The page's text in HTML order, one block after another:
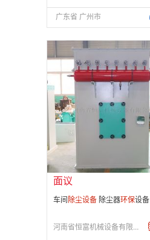
广东省 广州市
面议
会员注册：
第 3 年
经营模式：
生产制造
成立日期：
2017-11-03
700 条
面议
车间除尘设备 除尘器环保设备
河南省恒富机械设备有限公司